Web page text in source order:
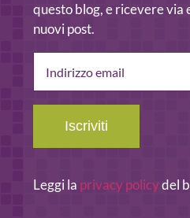
questo blog, e ricevere via
nuovi post.
email
Iscriviti
Leggi la privacy policydel